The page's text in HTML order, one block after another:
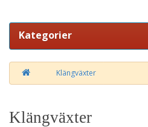
Kategorier
Klängväxter
Klängväxter